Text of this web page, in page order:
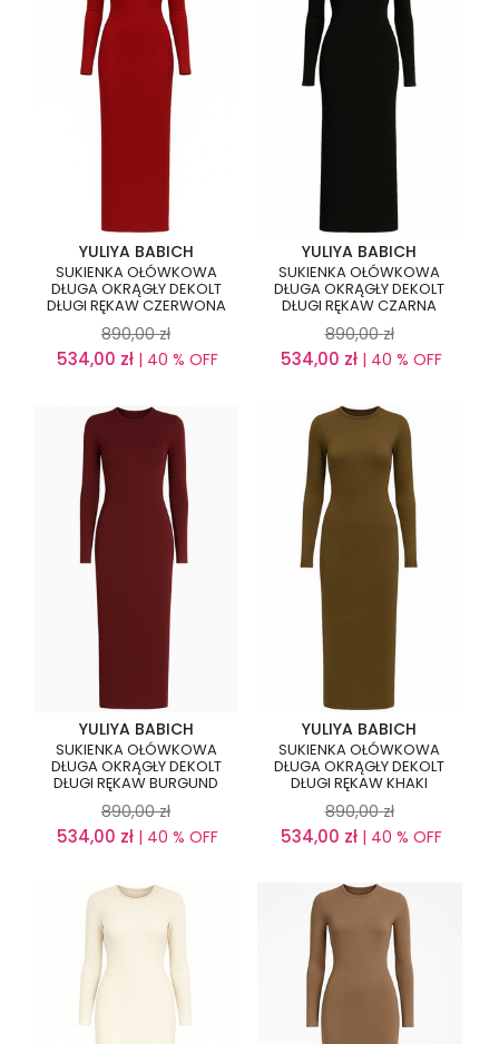
YULIYA BABICH
SUKIENKA OŁÓWKOWA
DŁUGA OKRĄGŁY DEKOLT
DŁUGI RĘKAW CZERWONA
890,00 zł
534,00 zł | 40 % OFF
YULIYA BABICH
SUKIENKA OŁÓWKOWA
DŁUGA OKRĄGŁY DEKOLT
DŁUGI RĘKAW CZARNA
890,00 zł
534,00 zł| 40 % OFF
YULIYA BABICH
SUKIENKA OŁÓWKOWA
DŁUGA OKRĄGŁY DEKOLT
DŁUGI RĘKAW BURGUND
890,00 zł
534,00 zł | 40 % OFF
YULIYA BABICH
SUKIENKA OŁÓWKOWA
DŁUGA OKRĄGŁY DEKOLT
DŁUGI RĘKAW KHAKI
890,00 zł
534,00 zł| 40 % OFF